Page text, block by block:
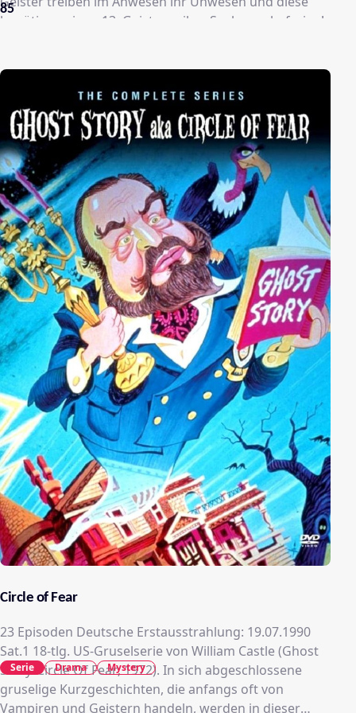
benötigen einen 13. Geist, um ihre Seelen zu befreien!
85
Circle of Fear
23 Episoden Deutsche Erstausstrahlung: 19.07.1990
Sat.1 18-tlg. US-Gruselserie von William Castle (Ghost
Story/Circle Of Fear; 1972). In sich abgeschlossene
gruselige Kurzgeschichten, die anfangs oft von
Vampiren und Geistern handeln, werden in dieser
Serie Drama Mystery